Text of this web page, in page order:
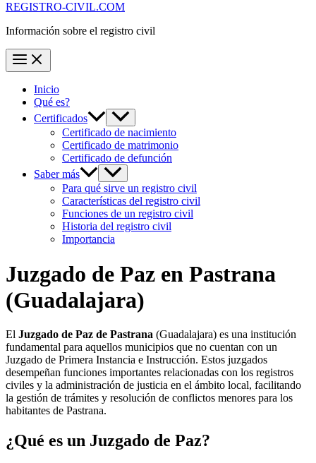
REGISTRO-CIVIL.COM
Información sobre el registro civil
Inicio
Qué es?
Certificados
Certificado de nacimiento
Certificado de matrimonio
Certificado de defunción
Saber más
Para qué sirve un registro civil
Características del registro civil
Funciones de un registro civil
Historia del registro civil
Importancia
Juzgado de Paz en Pastrana
(Guadalajara)
El Juzgado de Paz de Pastrana (Guadalajara) es una institución
fundamental para aquellos municipios que no cuentan con un
Juzgado de Primera Instancia e Instrucción. Estos juzgados
desempeñan funciones importantes relacionadas con los registros
civiles y la administración de justicia en el ámbito local, facilitando
la gestión de trámites y resolución de conflictos menores para los
habitantes de Pastrana.
¿Qué es un Juzgado de Paz?